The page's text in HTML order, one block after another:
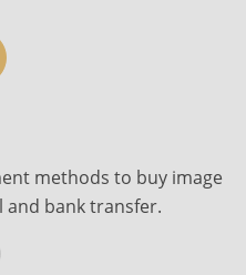
methods to buy image
and bank transfer.